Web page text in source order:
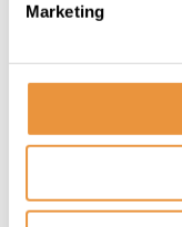
Marketing
(0)